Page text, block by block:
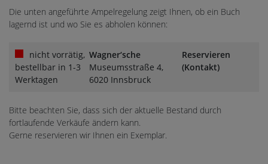
Die unten angeführte Ampelregelung zeigt Ihnen, ob ein Buch
lagernd ist und wo Sie es abholen können:
nicht vorrätig,
bestellbar in 1-3
Werktagen
Wagner‘sche
Museumsstraße 4,
6020 Innsbruck
Reservieren
(Kontakt)
Bitte beachten Sie, dass sich der aktuelle Bestand durch
fortlaufende Verkäufe ändern kann.
Gerne reservieren wir Ihnen ein Exemplar.